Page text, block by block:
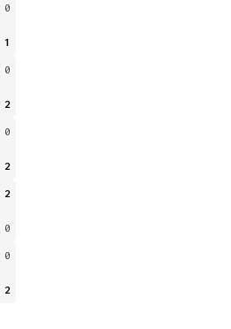
0
1
0
2
0
2
2
0
0
2